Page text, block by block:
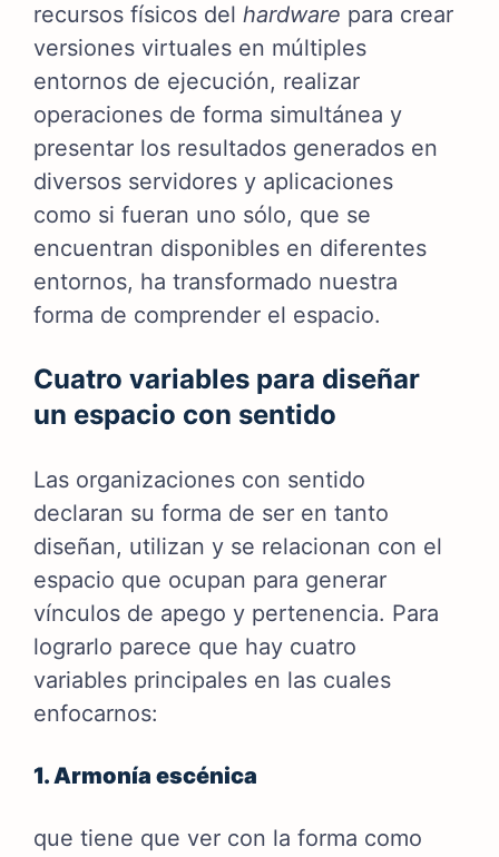
recursos físicos del hardware para crear
versiones virtuales en múltiples
entornos de ejecución, realizar
operaciones de forma simultánea y
presentar los resultados generados en
diversos servidores y aplicaciones
como si fueran uno sólo, que se
encuentran disponibles en diferentes
entornos, ha transformado nuestra
forma de comprender el espacio.
Cuatro variables para diseñar
un espacio con sentido
Las organizaciones con sentido
declaran su forma de ser en tanto
diseñan, utilizan y se relacionan con el
espacio que ocupan para generar
vínculos de apego y pertenencia. Para
lograrlo parece que hay cuatro
variables principales en las cuales
enfocarnos:
1. Armonía escénica
que tiene que ver con la forma como